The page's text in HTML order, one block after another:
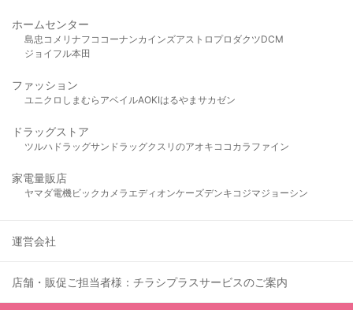
ホームセンター
島忠 コメリ ナフコ コーナンカインズアストロプロダクツDCM
ジョイフル本田
ファッション
ユニクロ しまむら アベイルAOKIはるやま サカゼン
ドラッグストア
ツルハドラッグサンドラッグクスリのアオキ ココカラファイン
家電量販店
ヤマダ電機ビックカメラ エディオンケーズデンキ コジマジョーシン
運営会社
店舗・販促ご担当者様：チラシプラスサービスのご案内